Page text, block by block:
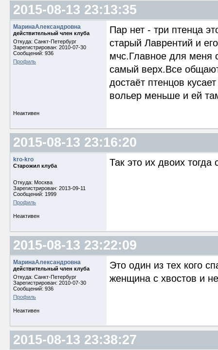
2015-08-13 23:13:35
МаринаАлександровна
действительный член клуба
Откуда: Cанкт-Петербург
Зарегистрирован: 2010-07-30
Сообщений: 936
Профиль
Пар нет - три птенца
старый Лаврентий и
мчс.Главное для меня
самый верх.Все
достаёт птенцов
вольер меньше и ей
Неактивен
2015-08-13 23:16:20
kro-kro
Старожил клуба
Откуда: Москва
Зарегистрирован: 2013-09-11
Сообщений: 1999
Профиль
Так это их двоих тогда
Неактивен
2015-08-13 23:22:09
МаринаАлександровна
действительный член клуба
Откуда: Cанкт-Петербург
Зарегистрирован: 2010-07-30
Сообщений: 936
Профиль
Это один из тех кого
женщина с хвостов и
Неактивен
2015-08-13 23:38:27